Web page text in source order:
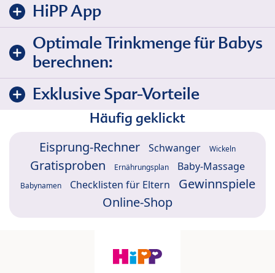
HiPP App
Optimale Trinkmenge für Babys
berechnen:
Exklusive Spar-Vorteile
Häufig geklickt
Eisprung-Rechner Schwanger Wickeln
Gratisproben Ernährungsplan Baby-Massage
Babynamen Checklisten für Eltern
Gewinnspiele
Online-Shop